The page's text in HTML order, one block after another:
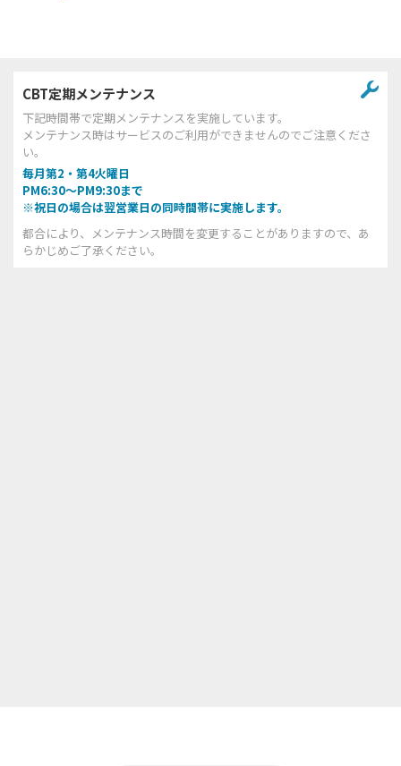
CBT定期メンテナンス
下記時間帯で定期メンテナンスを実施しています。
メンテナンス時はサービスのご利用ができませんのでご注意くださ
い。
毎月第2・第4火曜日
PM6:30～PM9:30まで
※祝日の場合は翌営業日の同時間帯に実施します。
都合により、メンテナンス時間を変更することがありますので、あ
らかじめご了承ください。